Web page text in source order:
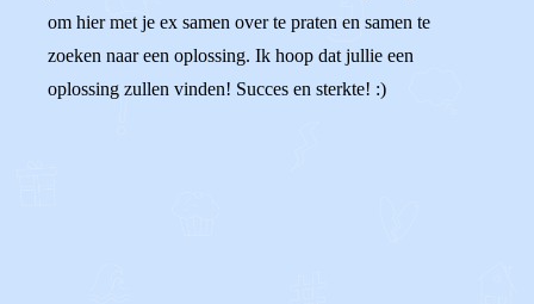
om hier met je ex samen over te praten en samen te
zoeken naar een oplossing. Ik hoop dat jullie een
oplossing zullen vinden! Succes en sterkte! :)